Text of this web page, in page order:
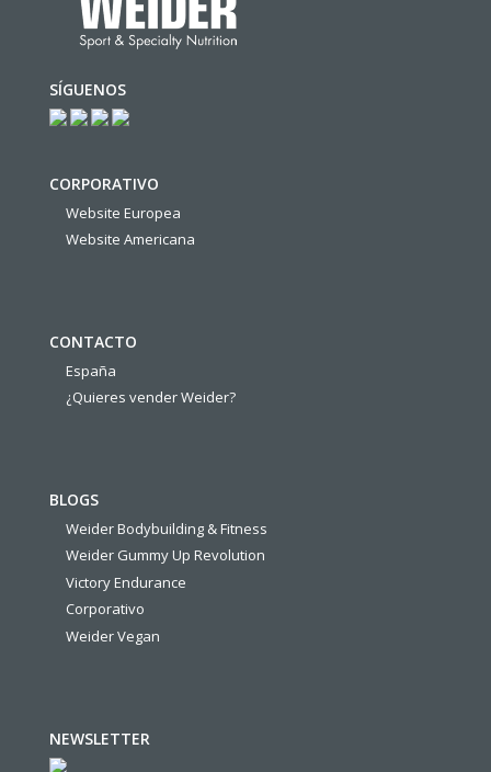
SÍGUENOS
CORPORATIVO
Website Europea
Website Americana
CONTACTO
España
¿Quieres vender Weider?
BLOGS
Weider Bodybuilding & Fitness
Weider Gummy Up Revolution
Victory Endurance
Corporativo
Weider Vegan
NEWSLETTER